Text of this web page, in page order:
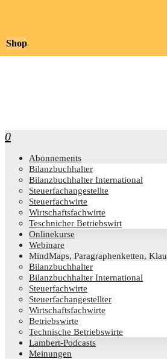
0
Abon­ne­ments
Bilanz­buch­hal­ter
Bilanz­buch­hal­ter International
Steu­er­fach­an­ge­stell­te
Steu­er­fach­wir­te
Wirt­schafts­fach­wir­te
Teschni­cher Betriebswirt
Online­kur­se
Web­i­na­re
Mind­Maps, Para­gra­phen­ket­ten,
Bilanz­buch­hal­ter
Bilanz­buch­hal­ter International
Steu­er­fach­wir­te
Steu­er­fach­an­ge­stell­ter
Wirt­schafts­fach­wir­te
Betriebs­wir­te
Tech­ni­sche Betriebswirte
Lam­­bert-Pod­­casts
Mei­nun­gen
Shop